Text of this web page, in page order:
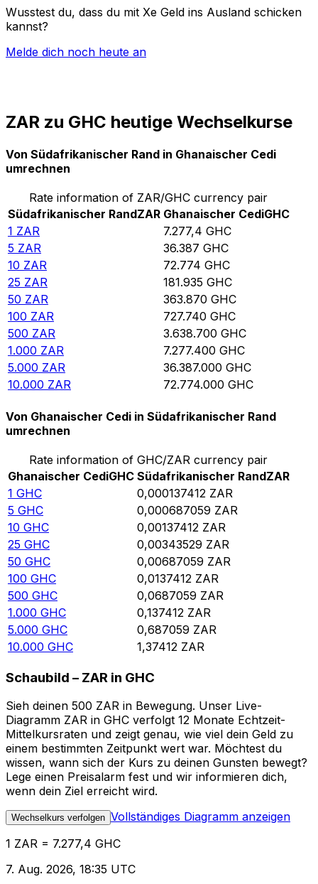
Wusstest du, dass du mit Xe Geld ins Ausland schicken
kannst?
Melde dich noch heute an
ZAR zu GHC heutige Wechselkurse
Von Südafrikanischer Rand in Ghanaischer Cedi
umrechnen
Rate information of ZAR/GHC currency pair
Südafrikanischer RandZAR Ghanaischer CediGHC
1 ZAR 7.277,4 GHC
5 ZAR 36.387 GHC
10 ZAR 72.774 GHC
25 ZAR 181.935 GHC
50 ZAR 363.870 GHC
100 ZAR 727.740 GHC
500 ZAR 3.638.700 GHC
1.000 ZAR 7.277.400 GHC
5.000 ZAR 36.387.000 GHC
10.000 ZAR 72.774.000 GHC
Von Ghanaischer Cedi in Südafrikanischer Rand
umrechnen
Rate information of GHC/ZAR currency pair
Ghanaischer CediGHC Südafrikanischer RandZAR
1 GHC 0,000137412 ZAR
5 GHC 0,000687059 ZAR
10 GHC 0,00137412 ZAR
25 GHC 0,00343529 ZAR
50 GHC 0,00687059 ZAR
100 GHC 0,0137412 ZAR
500 GHC 0,0687059 ZAR
1.000 GHC 0,137412 ZAR
5.000 GHC 0,687059 ZAR
10.000 GHC 1,37412 ZAR
Schaubild – ZAR in GHC
Sieh deinen 500 ZAR in Bewegung. Unser Live-
Diagramm ZAR in GHC verfolgt 12 Monate Echtzeit-
Mittelkursraten und zeigt genau, wie viel dein Geld zu
einem bestimmten Zeitpunkt wert war. Möchtest du
wissen, wann sich der Kurs zu deinen Gunsten bewegt?
Lege einen Preisalarm fest und wir informieren dich,
wenn dein Ziel erreicht wird.
Wechselkurs verfolgen Vollständiges Diagramm anzeigen
1 ZAR = 7.277,4 GHC
7. Aug. 2026, 18:35 UTC